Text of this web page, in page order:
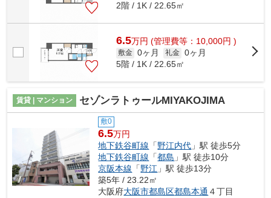
2階 / 1K / 22.65㎡
6.5万円 (管理費等：10,000円 )
敷金 0ヶ月 礼金 0ヶ月
5階 / 1K / 22.65㎡
賃貸 | マンション セゾンラトゥールMIYAKOJIMA
敷0
6.5万円
地下鉄谷町線 「野江内代 」駅 徒歩5分
地下鉄谷町線 「都島 」駅 徒歩10分
京阪本線 「野江 」駅 徒歩13分
築5年 / 23.22㎡
大阪府大阪市都島区都島本通 ４丁目